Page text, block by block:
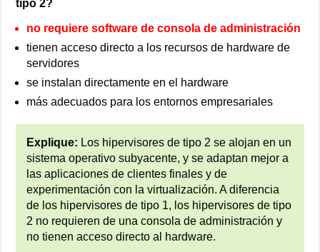
tipo 2?
no requiere software de consola de administración
tienen acceso directo a los recursos de hardware de
servidores
se instalan directamente en el hardware
más adecuados para los entornos empresariales
Explique: Los hipervisores de tipo 2 se alojan en un
sistema operativo subyacente, y se adaptan mejor a
las aplicaciones de clientes finales y de
experimentación con la virtualización. A diferencia
de los hipervisores de tipo 1, los hipervisores de tipo
2 no requieren de una consola de administración y
no tienen acceso directo al hardware.